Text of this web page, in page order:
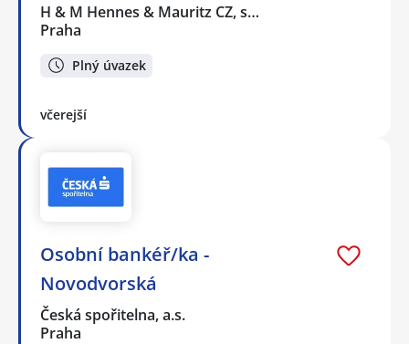
H & M Hennes & Mauritz CZ, s…
Praha
Plný úvazek
včerejší
Osobní bankéř/ka -
Novodvorská
Česká spořitelna, a.s.
Praha